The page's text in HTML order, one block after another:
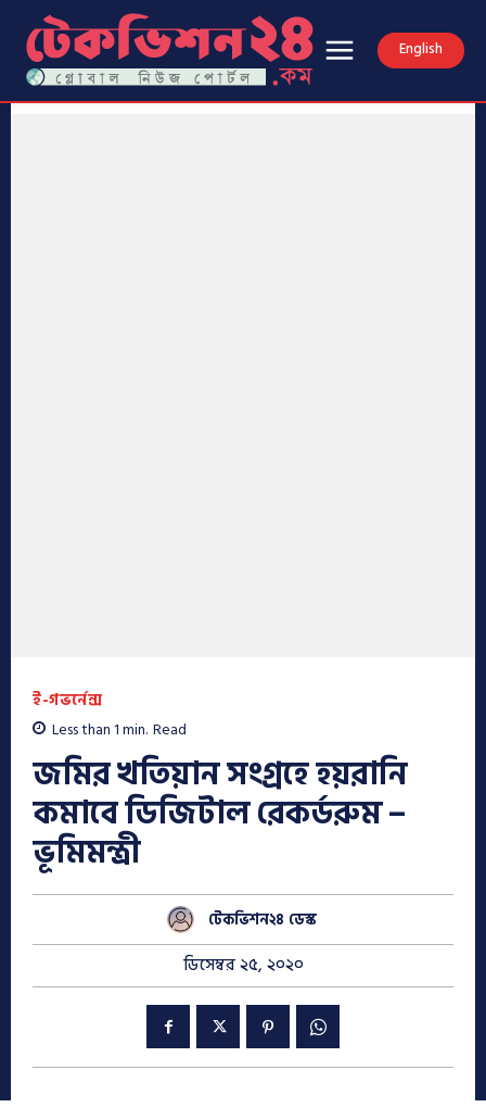
English
ই-গভর্নেন্স
Less than 1min. Read
জমির খতিয়ান সংগ্রহে হয়রানি
কমাবে ডিজিটাল রেকর্ডরুম –
ভূমিমন্ত্রী
টেকভিশন২৪ ডেস্ক
ডিসেম্বর ২৫, ২০২০